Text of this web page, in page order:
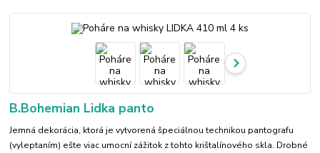
B.Bohemian Lidka panto
Jemná dekorácia, ktorá je vytvorená špeciálnou technikou pantografu
(vyleptaním) ešte viac umocní zážitok z tohto krištalínového skla. Drobné